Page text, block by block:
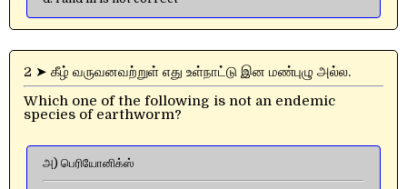
2 ➤ கீழ் வருவனவற்றுள் எது உள்நாட்டு இன மண்புழு அல்ல.
Which one of the following is not an endemic
species of earthworm?
அ) பெரியோனிக்ஸ்